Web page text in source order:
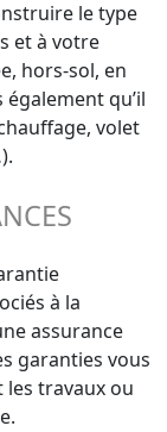
le type
et à votre
hors-sol, en
qu’il
volet
à la
assurance
garanties vous
travaux ou